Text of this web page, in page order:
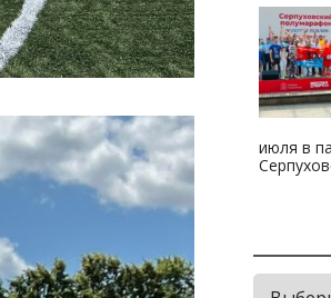
июля в
Архивы